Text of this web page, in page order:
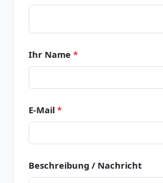
Ihr Name *
E-Mail *
Beschreibung / Nachricht